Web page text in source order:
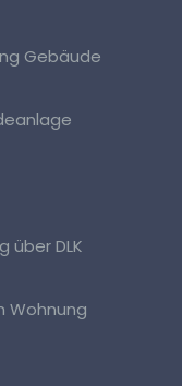
Gebäude
über DLK
Wohnung
juristische
Stelle, die
Person,
der